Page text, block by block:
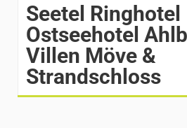
Seetel Ringhotel
Ostseehotel
Villen Möve &
Strandschloss